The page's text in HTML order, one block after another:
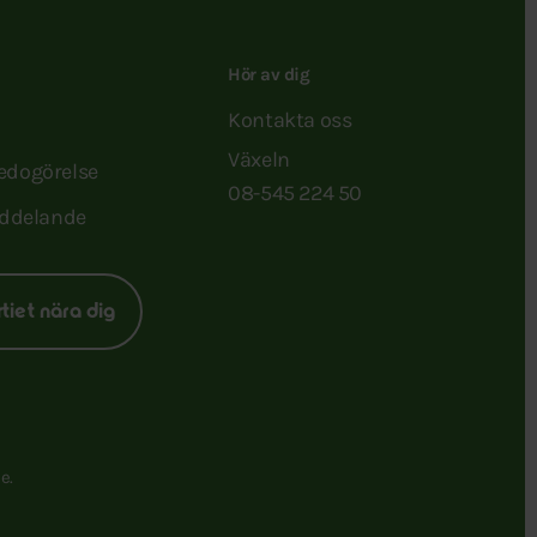
nära dig
Hör av dig
Kontakta oss
Växeln
08-545 224 50